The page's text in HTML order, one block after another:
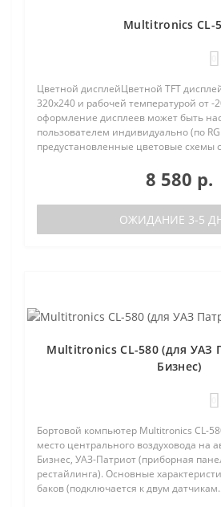
Multitronics CL-
Цветной дисплейЦветной TFT
320х240 и рабочей температурой от -
оформление дисплеев может быть
пользователем индивидуально (по
предустановленные цветовые схемы
8 580 р.
ОЖИДАНИЕ 3-5
Multitronics CL-580 (для УАЗ
Бизнес)
Бортовой компьютер Multitronics CL-
место центрального воздуховода на
Бизнес, УАЗ-Патриот (приборная
рестайлинга). Основные
баков (подключается к двум датчикам..